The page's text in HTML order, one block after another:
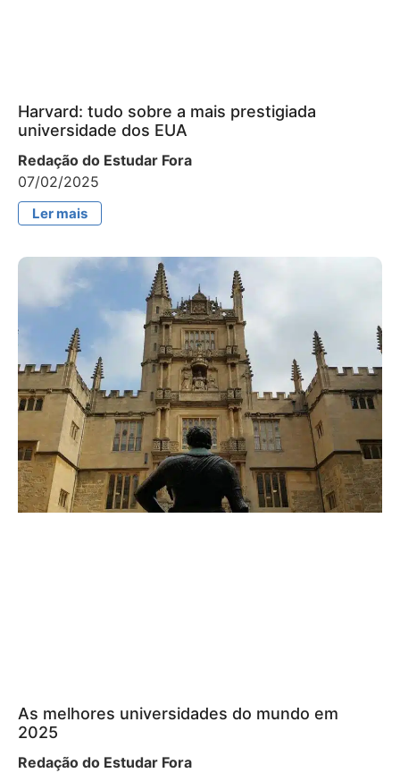
Harvard: tudo sobre a mais prestigiada
universidade dos EUA
Redação do Estudar Fora
07/02/2025
Ler mais
As melhores universidades do mundo em
2025
Redação do Estudar Fora